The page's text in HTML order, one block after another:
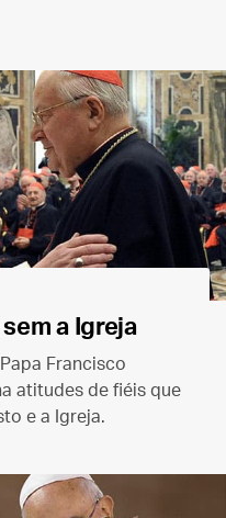
a Igreja
Francisco
atitudes de fiéis que
e a Igreja.